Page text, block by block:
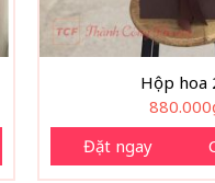
Hộp hoa
880.000
Đặt ngay